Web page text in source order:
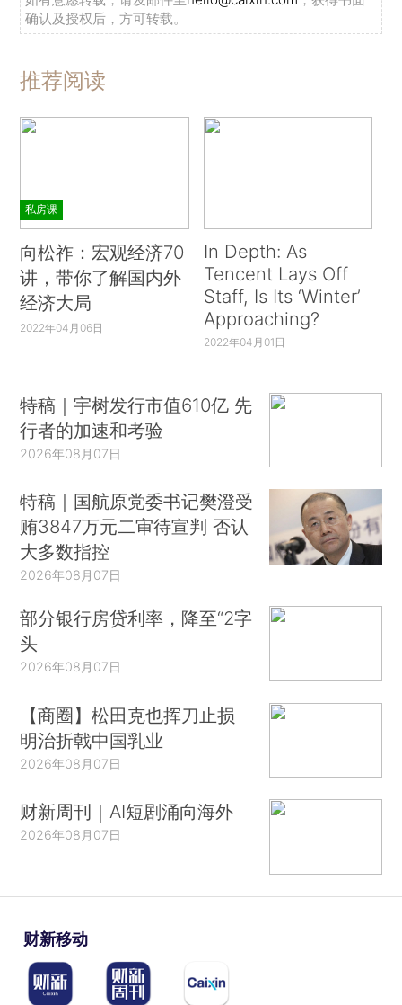
确认及授权后，方可转载。
推荐阅读
私房课
向松祚：宏观经济70
讲，带你了解国内外
经济大局
2022年04月06日
In Depth: As
Tencent Lays Off
Staff, Is Its ‘Winter’
Approaching?
2022年04月01日
特稿｜宇树发行市值610亿 先
行者的加速和考验
2026年08月07日
特稿｜国航原党委书记樊澄受
贿3847万元二审待宣判 否认
大多数指控
2026年08月07日
部分银行房贷利率，降至“2字
头
2026年08月07日
【商圈】松田克也挥刀止损
明治折戟中国乳业
2026年08月07日
财新周刊｜AI短剧涌向海外
2026年08月07日
财新移动